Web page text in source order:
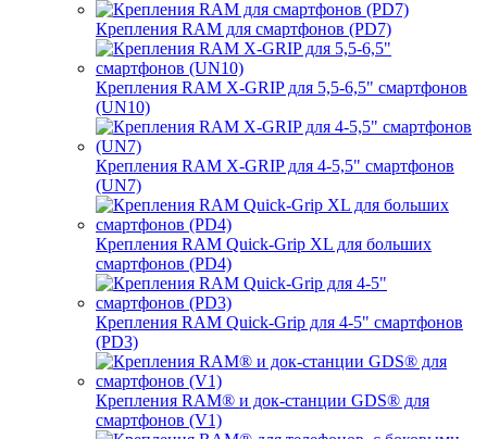
Крепления RAM для смартфонов (PD7)
Крепления RAM X-GRIP для 5,5-6,5" смартфонов
(UN10)
Крепления RAM X-GRIP для 4-5,5" смартфонов
(UN7)
Крепления RAM Quick-Grip XL для больших
смартфонов (PD4)
Крепления RAM Quick-Grip для 4-5" смартфонов
(PD3)
Крепления RAM® и док-станции GDS® для
смартфонов (V1)